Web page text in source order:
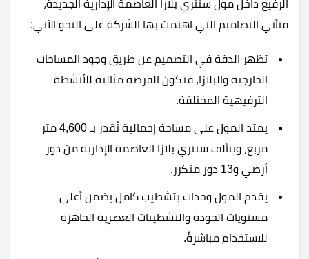
الرفيع داخل مول سنتري بلازا العاصمة الإدارية الجديدة،
فتأتي التصاميم التي اهتمت بها الشركة على النحو الآتي:
تظهر الدقة في التصميم عن طريق وجود المساحات
الخارجية والبلازا، فتكون الفرصة مثالية للأنشطة
الترفيهية المختلفة.
يمتد المول على مساحة إجمالية تُقدر بـ 4,600 متر
مربع، ويتألف سنتري بلازا العاصمة الإدارية من دور
أرضي و13 دور متكرر.
يقدم المول وحدات بتشطيب كامل يضمن أعلى
مستويات الجودة والتشطيبات العصرية الجاهزة
للاستخدام مباشرةً.